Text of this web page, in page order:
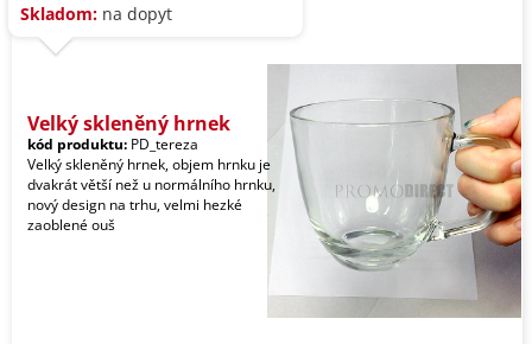
Skladom: na dopyt
Velký skleněný hrnek
kód produktu: PD_tereza
Velký skleněný hrnek, objem hrnku je
dvakrát větší než u normálního hrnku,
nový design na trhu, velmi hezké
zaoblené ouš